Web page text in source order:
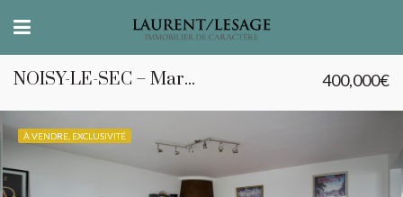
NOISY-LE-SEC – Marceau – Appartement 4 pièces rénové avec terrasses 400,000€
À VENDRE, EXCLUSIVITÉ